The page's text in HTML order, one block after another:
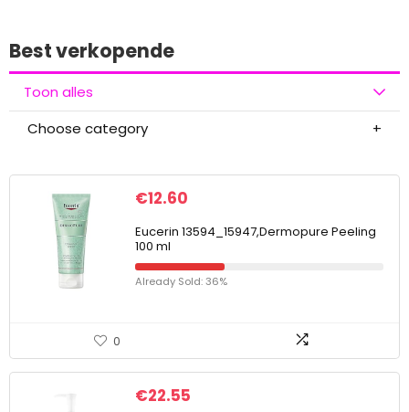
Best verkopende
Toon alles
Choose category
€12.60
Eucerin 13594_15947,Dermopure Peeling
100 ml
Already Sold: 36%
0
€22.55